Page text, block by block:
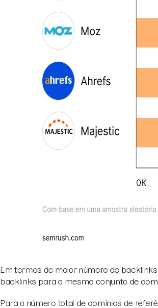
Em termos de maior número de
backlinks para o mesmo conjunto de
Para o número total de domínios de